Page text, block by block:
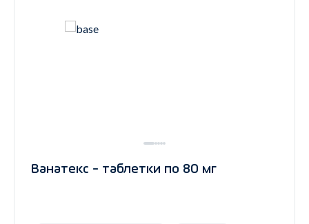
Гінекологія
Ванатекс - таблетки по 80 мг